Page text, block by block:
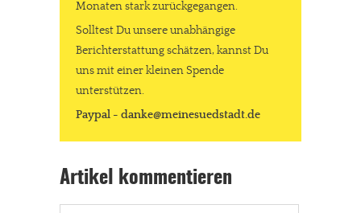
meinesuedstadt.de finanziert sich durch Partnerprofile und
Werbung. Beide Einnahmequellen sind in den letzten Monaten
stark zurückgegangen.
Solltest Du unsere unabhängige Berichterstattung schätzen,
kannst Du uns mit einer kleinen Spende unterstützen.
Paypal - danke@meinesuedstadt.de
JETZT SPENDEN Schon erledigt!
Monaten stark zurückgegangen.
Solltest Du unsere unabhängige
Berichterstattung schätzen, kannst Du
uns mit einer kleinen Spende
unterstützen.
Paypal - danke@meinesuedstadt.de
Artikel kommentieren